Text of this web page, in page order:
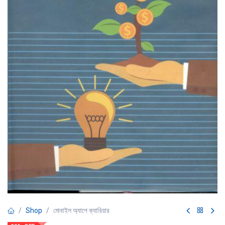
Shop মোবাইল অ্যাপে ক্যারিয়ার